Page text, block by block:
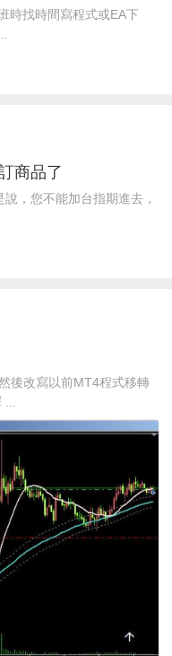
時找時間寫程式或EA下
商品了
，您不能加台指期進去，
後改寫以前MT4程式移轉